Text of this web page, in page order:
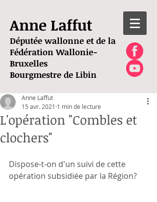
Anne Laffut
Députée wallonne et de la
Fédération Wallonie-
Bruxelles
Bourgmestre de Libin
L'opération "Combles et
clochers"
Anne Laffut
15 avr. 2021 1 min de lecture
Dispose-t-on d'un suivi de cette
opération subsidiée par la Région?